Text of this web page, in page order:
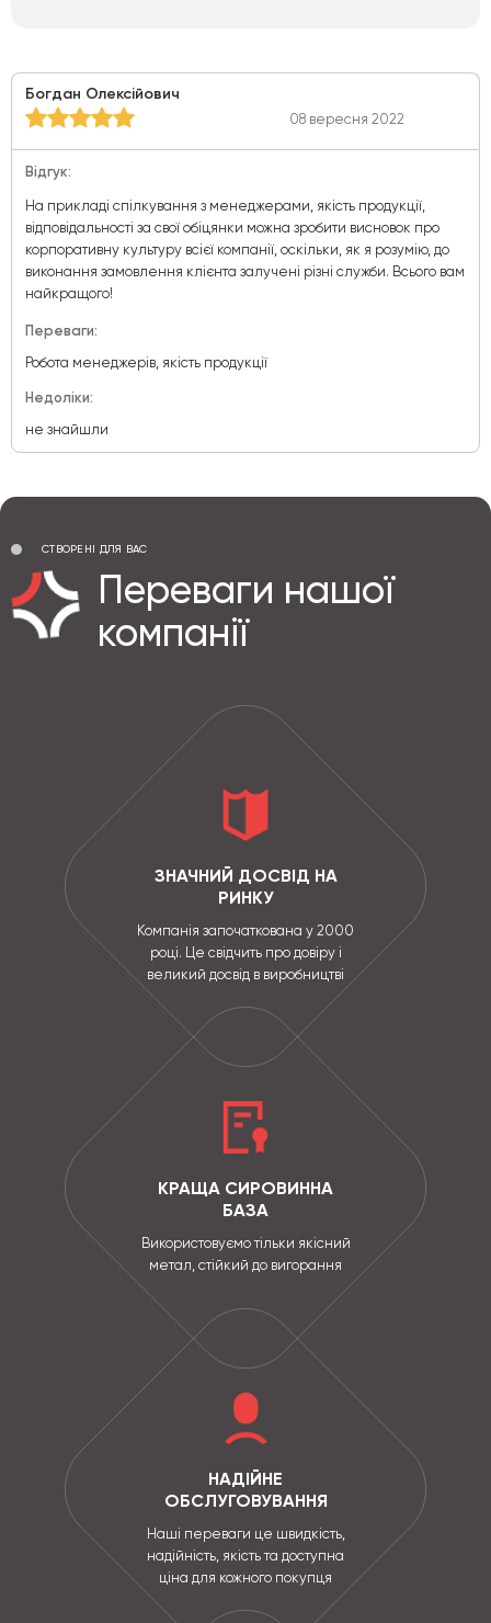
Богдан Олексійович
08 вересня 2022
Відгук:
На прикладі спілкування з менеджерами, якість продукції,
відповідальності за свої обіцянки можна зробити висновок про
корпоративну культуру всієї компанії, оскільки, як я розумію, до
виконання замовлення клієнта залучені різні служби. Всього вам
найкращого!
Переваги:
Робота менеджерів, якість продукції
Недоліки:
не знайшли
СТВОРЕНІ ДЛЯ ВАС
Переваги нашої
компанії
ЗНАЧНИЙ ДОСВІД НА
РИНКУ
Компанія започаткована у 2000
році. Це свідчить про довіру і
великий досвід в виробництві
КРАЩА СИРОВИННА
БАЗА
Використовуємо тільки якісний
метал, стійкий до вигорання
НАДІЙНЕ
ОБСЛУГОВУВАННЯ
Наші переваги це швидкість,
надійність, якість та доступна
ціна для кожного покупця